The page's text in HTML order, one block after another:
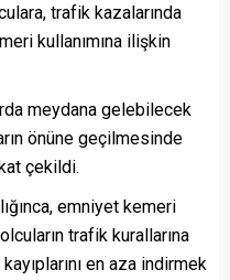
trafik kazalarında
kullanımına ilişkin
meydana gelebilecek
önüne geçilmesinde
çekildi.
emniyet kemeri
trafik kurallarına
en aza indirmek